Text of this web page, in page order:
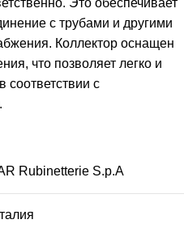
Это обеспечивает
с трубами и другими
Коллектор оснащен
что позволяет легко и
соответствии с
Rubinetterie S.p.A